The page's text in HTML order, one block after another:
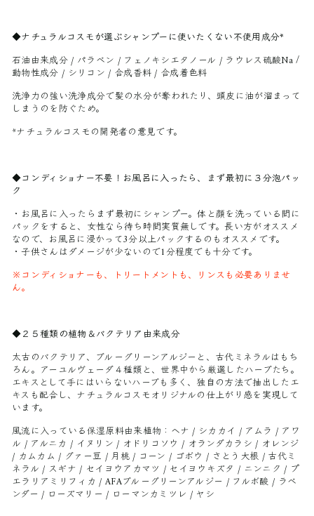
◆ナチュラルコスモが選ぶシャンプーに使いたくない不使用成分*
石油由来成分 / パラベン / フェノキシエタノール / ラウレス硫酸Na /
動物性成分 / シリコン / 合成香料 / 合成着色料
洗浄力の強い洗浄成分で髪の水分が奪われたり、頭皮に油が溜まって
しまうのを防ぐため。
*ナチュラルコスモの開発者の意見です。
◆コンディショナー不要！お風呂に入ったら、まず最初に３分泡パッ
ク
・お風呂に入ったらまず最初にシャンプー。体と顔を洗っている間に
パックをすると、女性なら待ち時間実質無しです。長い方がオススメ
なので、お風呂に浸かって3分以上パックするのもオススメです。
・子供さんはダメージが少ないので1分程度でも十分です。
※コンディショナーも、トリートメントも、リンスも必要ありませ
ん。
◆２５種類の植物＆バクテリア由来成分
太古のバクテリア、ブルーグリーンアルジーと、古代ミネラルはもち
ろん。アーユルヴェーダ４種類と、世界中から厳選したハーブたち。
エキスとして手にはいらないハーブも多く、独自の方法で抽出したエ
キスも配合し、ナチュラルコスモオリジナルの仕上がり感を実現して
います。
風流に入っている保湿原料由来植物：ヘナ / シカカイ / アムラ / アワ
ル / アルニカ / イヌリン / オドリコソウ / オランダカラシ / オレンジ
/ カムカム / グァー豆 / 月桃 / コーン / ゴボウ / さとう大根 / 古代ミ
ネラル / スギナ / セイヨウアカマツ / セイヨウキズタ / ニンニク / プ
エラリアミリフィカ / AFAブルーグリーンアルジー / フルボ酸 / ラベ
ンダー / ローズマリー / ローマンカミツレ / ヤシ